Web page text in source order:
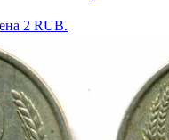
2 RUB.